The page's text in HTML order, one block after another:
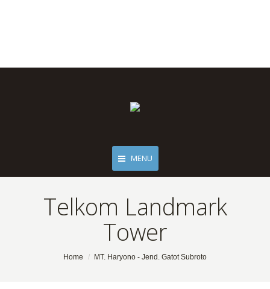
MENU
Telkom Landmark
Tower
Home MT. Haryono - Jend. Gatot Subroto